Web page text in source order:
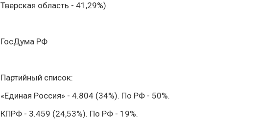
Тверская область - 41,29%).
ГосДума РФ
Партийный список:
«Единая Россия» - 4.804 (34%). По РФ - 50%.
КПРФ - 3.459 (24,53%). По РФ - 19%.